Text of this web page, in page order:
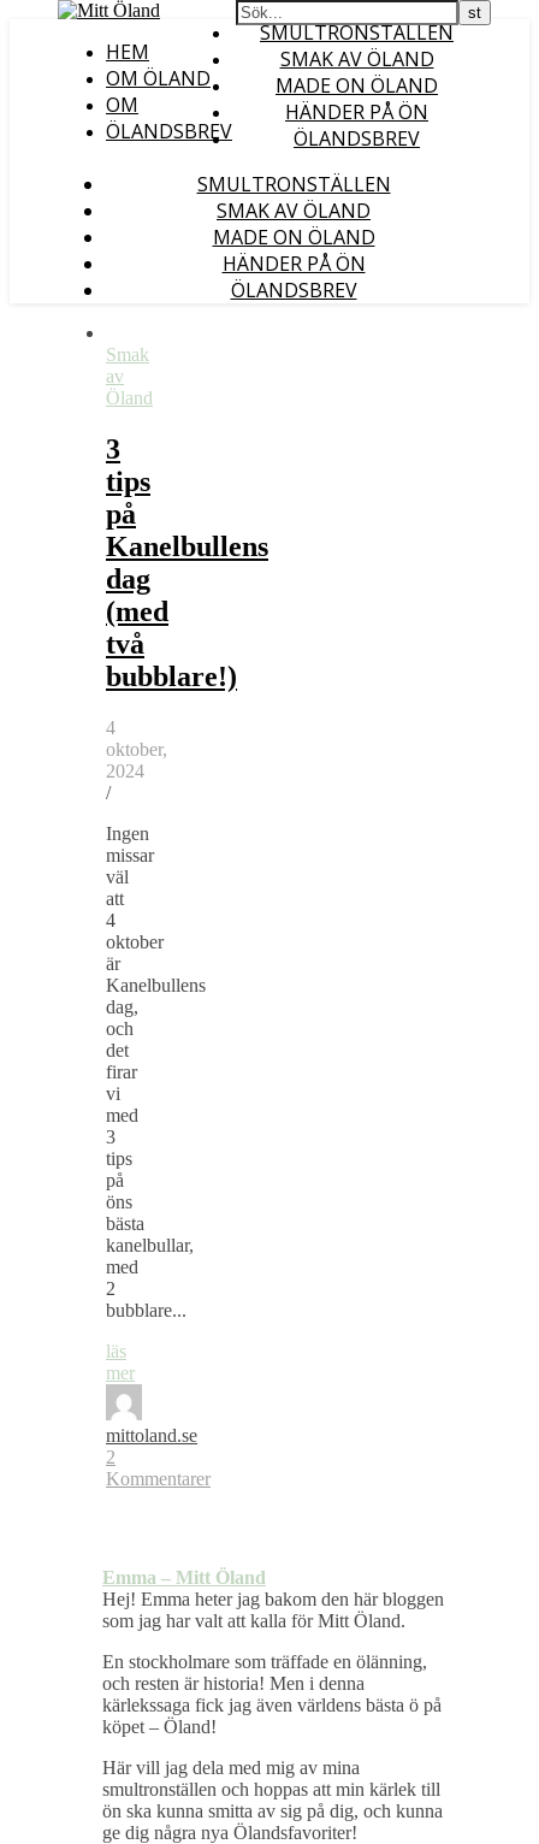
HEM
OM ÖLAND
OM
ÖLANDSBREV
SMULTRONSTÄLLEN
SMAK AV ÖLAND
MADE ON ÖLAND
HÄNDER PÅ ÖN
ÖLANDSBREV
SMULTRONSTÄLLEN
SMAK AV ÖLAND
MADE ON ÖLAND
HÄNDER PÅ ÖN
ÖLANDSBREV
Smak
av
Öland
3
tips
på
Kanelbullens
dag
(med
två
bubblare!)
4
oktober,
2024
/
Ingen
missar
väl
att
4
oktober
är
Kanelbullens
dag,
och
det
firar
vi
med
3
tips
på
öns
bästa
kanelbullar,
med
2
bubblare...
läs
mer
mittoland.se
2
Kommentarer
Emma – Mitt Öland
Hej! Emma heter jag bakom den här bloggen
som jag har valt att kalla för Mitt Öland.
En stockholmare som träffade en ölänning,
och resten är historia! Men i denna
kärlekssaga fick jag även världens bästa ö på
köpet – Öland!
Här vill jag dela med mig av mina
smultronställen och hoppas att min kärlek till
ön ska kunna smitta av sig på dig, och kunna
ge dig några nya Ölandsfavoriter!